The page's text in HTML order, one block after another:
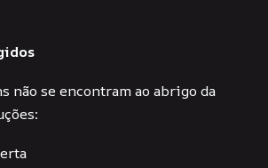
não se encontram ao abrigo da